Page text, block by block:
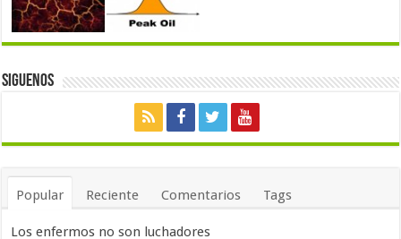
Siguenos
Popular Reciente Comentarios Tags
Los enfermos no son luchadores